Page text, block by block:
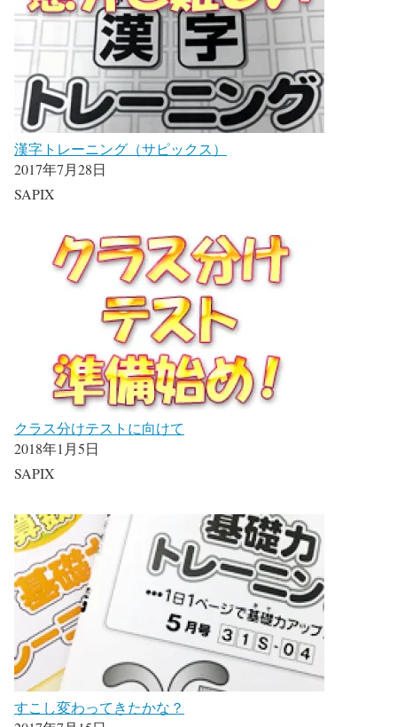
漢字トレーニング（サピックス）
2017年7月28日
SAPIX
クラス分けテストに向けて
2018年1月5日
SAPIX
すこし変わってきたかな？